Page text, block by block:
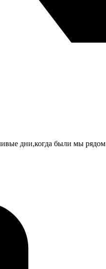
дни,когда были мы рядом